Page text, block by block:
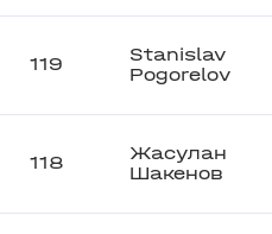
119
Stanislav
Pogorelov
118
Жасулан
Шакенов